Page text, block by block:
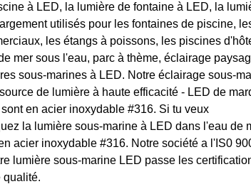
à LED, la lumière de fontaine à LED, la
utilisés pour les fontaines de piscine,
les étangs à poissons, les piscines
mer sous l'eau, parc à thème, éclairage
sous-marines à LED. Notre éclairage sous-
de lumière à haute efficacité - LED de
sont en acier inoxydable #316. Si tu veux
la lumière sous-marine à LED dans l'eau de
acier inoxydable #316. Notre société a l'IS0
lumière sous-marine LED passe les
qualité.